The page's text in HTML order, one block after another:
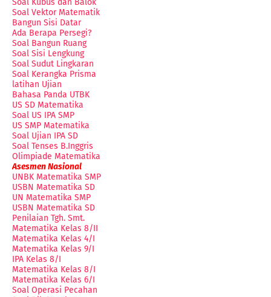
Soal Vektor Matematik
Bangun Sisi Datar
Ada Berapa Persegi?
Soal Bangun Ruang
Soal Sisi Lengkung
Soal Sudut Lingkaran
Soal Kerangka Prisma
latihan Ujian
Bahasa Panda UTBK
US SD Matematika
Soal US IPA SMP
US SMP Matematika
Soal Ujian IPA SD
Soal Tenses B.Inggris
Olimpiade Matematika
Asesmen Nasional
UNBK Matematika SMP
USBN Matematika SD
UN Matematika SMP
USBN Matematika SD
Penilaian Tgh. Smt.
Matematika Kelas 8/II
Matematika Kelas 4/I
Matematika Kelas 9/I
IPA Kelas 8/I
Matematika Kelas 8/I
Matematika Kelas 6/I
Soal Operasi Pecahan